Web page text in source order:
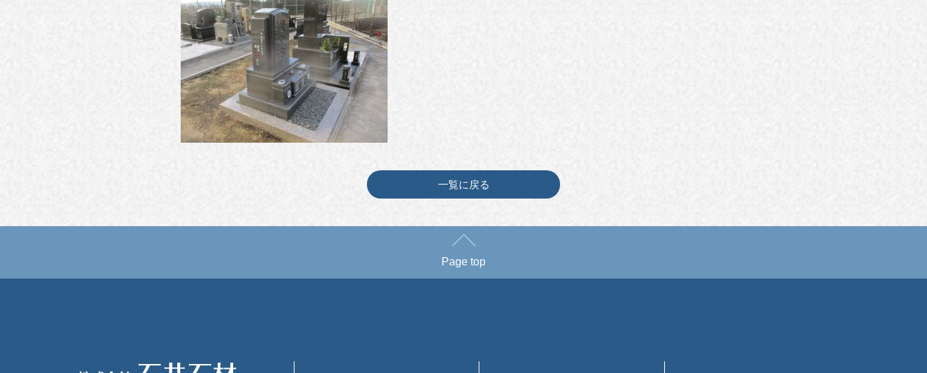
一覧に戻る
Page top